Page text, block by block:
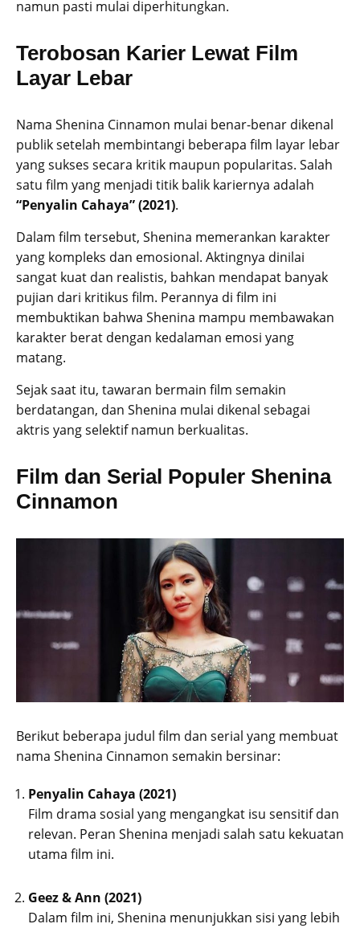
namun pasti mulai diperhitungkan.
Terobosan Karier Lewat Film
Layar Lebar
Nama Shenina Cinnamon mulai benar-benar dikenal
publik setelah membintangi beberapa film layar lebar
yang sukses secara kritik maupun popularitas. Salah
satu film yang menjadi titik balik kariernya adalah
“Penyalin Cahaya” (2021).
Dalam film tersebut, Shenina memerankan karakter
yang kompleks dan emosional. Aktingnya dinilai
sangat kuat dan realistis, bahkan mendapat banyak
pujian dari kritikus film. Perannya di film ini
membuktikan bahwa Shenina mampu membawakan
karakter berat dengan kedalaman emosi yang
matang.
Sejak saat itu, tawaran bermain film semakin
berdatangan, dan Shenina mulai dikenal sebagai
aktris yang selektif namun berkualitas.
Film dan Serial Populer Shenina
Cinnamon
Berikut beberapa judul film dan serial yang membuat
nama Shenina Cinnamon semakin bersinar:
Penyalin Cahaya (2021)
Film drama sosial yang mengangkat isu sensitif dan
relevan. Peran Shenina menjadi salah satu kekuatan
utama film ini.
Geez & Ann (2021)
Dalam film ini, Shenina menunjukkan sisi yang lebih